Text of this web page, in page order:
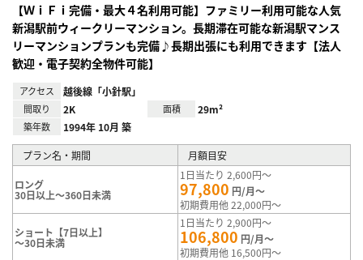
【ＷｉＦｉ完備・最大４名利用可能】ファミリー利用可能な人気
新潟駅前ウィークリーマンション。長期滞在可能な新潟駅マンス
リーマンションプランも完備♪長期出張にも利用できます【法人
歓迎・電子契約全物件可能】
アクセス 越後線「小針駅」
間取り 2K 面積 29m²
築年数 1994年 10月 築
プラン名・期間 月額目安
ロング
30日以上～360日未満
1日当たり 2,600円～
97,800 円/月～
初期費用他 22,000円～
ショート【7日以上】
～30日未満
1日当たり 2,900円～
106,800 円/月～
初期費用他 16,500円～